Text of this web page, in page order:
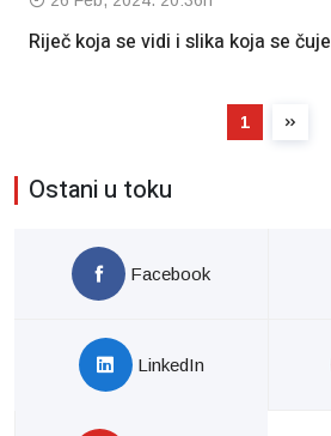
Riječ koja se vidi i slika koja se čuje
1
Ostani u toku
Facebook
LinkedIn